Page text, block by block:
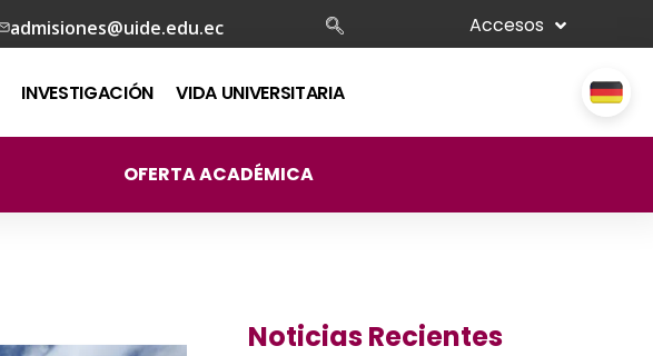
admisiones@uide.edu.ec Accesos
INVESTIGACIÓN VIDA UNIVERSITARIA
OFERTA ACADÉMICA
Noticias Recientes